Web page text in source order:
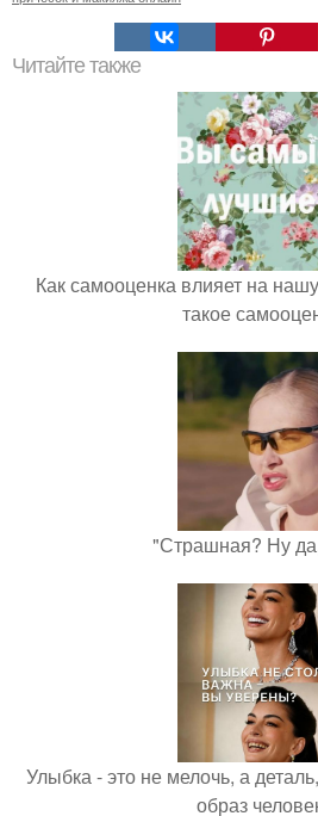
Читайте также
Как самооценка влияет на
такое
"Страшная? Ну
Улыбка - это не мелочь, а
образ